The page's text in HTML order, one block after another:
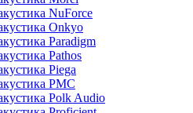
NuForce
Onkyo
Paradigm
Pathos
Piega
PMC
Polk Audio